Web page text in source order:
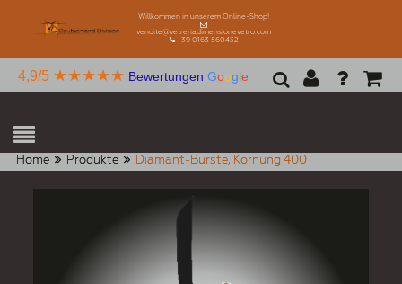
Willkommen in unserem Online-Shop!
vendite@vetreriadimensionevetro.com
+39 0163 560432
4,9/5 ★★★★★ Bewertungen Google
Home Produkte Diamant-Bürste, Körnung 400